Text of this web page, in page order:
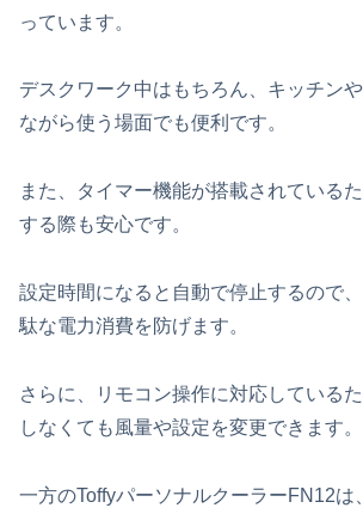
っています。
デスクワーク中はもちろん、キッチン
ながら使う場面でも便利です。
また、タイマー機能が搭載されている
する際も安心です。
設定時間になると自動で停止するので
駄な電力消費を防げます。
さらに、リモコン操作に対応している
しなくても風量や設定を変更できます。
一方のToffyパーソナルクーラーFN12は